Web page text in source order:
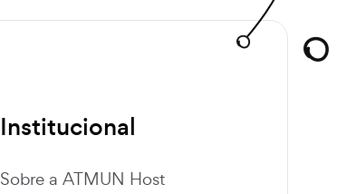
Institucional
Sobre a ATMUN Host